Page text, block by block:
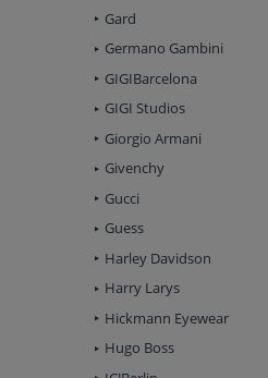
Gard
Germano Gambini
GIGIBarcelona
GIGI Studios
Giorgio Armani
Givenchy
Gucci
Guess
Harley Davidson
Harry Larys
Hickmann Eyewear
Hugo Boss